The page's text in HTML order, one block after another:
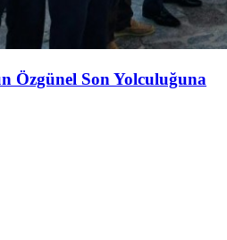
Özgünel Son Yolculuğuna